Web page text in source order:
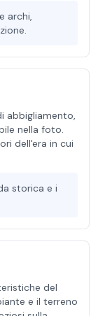
archi,
abbigliamento,
nella foto.
dell'era in cui
storica e i
del
e il terreno